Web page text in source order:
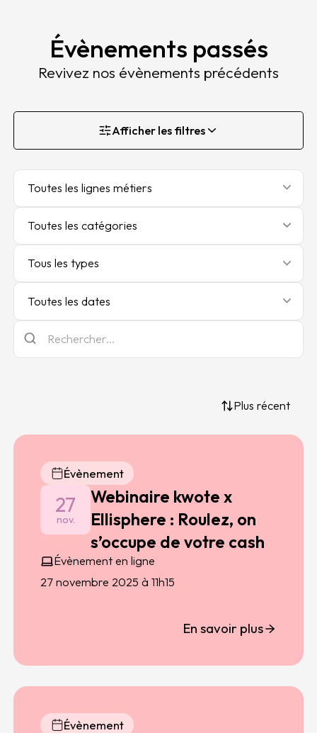
Évènements passés
Revivez nos évènements précédents
Afficher les filtres
Toutes les lignes métiers
Toutes les catégories
Tous les types
Toutes les dates
Plus récent
Évènement
27
nov.
Webinaire kwote x
Ellisphere : Roulez, on
s’occupe de votre cash
Évènement en ligne
27 novembre 2025 à 11h15
En savoir plus
Évènement